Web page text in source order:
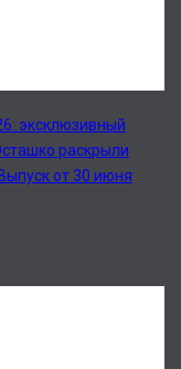
эксклюзивный
раскрыли
от 30 июня